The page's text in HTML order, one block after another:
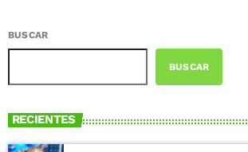
BUSCAR
BUSCAR
RECIENTES